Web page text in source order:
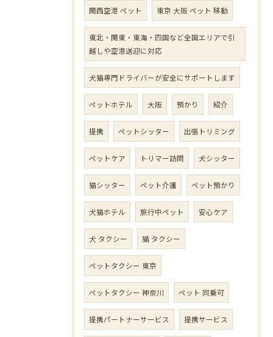
関西空港 ペット 東京 大阪 ペット 移動
東北・関東・東海・四国など全国エリアで引
越しや空港送迎に対応
犬猫専門ドライバーが安全にサポートします
ペットホテル 大阪 預かり 紹介
提携 ペットシッター 出張トリミング
ペットケア トリマー訪問 犬シッター
猫シッター ペット介護 ペット預かり
犬猫ホテル 旅行中ペット 安心ケア
犬 タクシー 猫 タクシー
ペットタクシー 東京
ペットタクシー 神奈川 ペット 同乗可
提携パートナーサービス 提携サービス